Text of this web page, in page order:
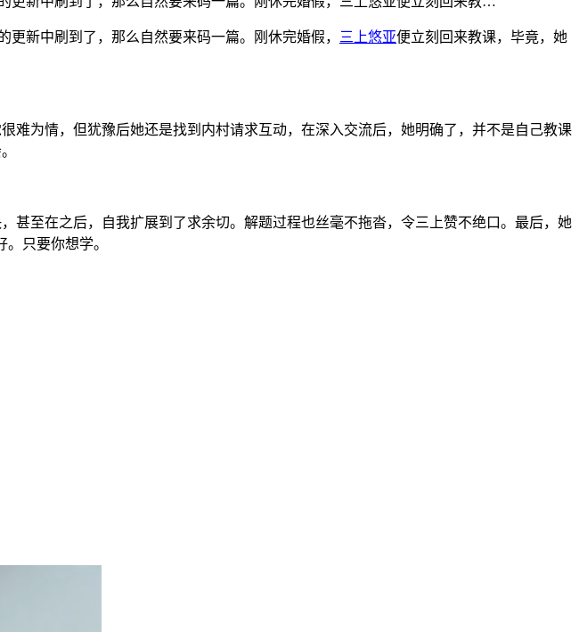
新中刷到了，那么自然要来码一篇。刚休完婚假， 三上悠亚便立刻回来教课，毕竟，她
难为情，但犹豫后她还是找到内村请求互动，在深入交流后，她明确了，并不是自己教课
甚至在之后，自我扩展到了求余切。解题过程也丝毫不拖沓，令三上赞不绝口。最后，她
只要你想学。